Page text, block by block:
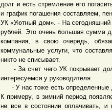
долг и есть стремление его
и график погашения составляем,
УК «Уютный дом». - На сегодняшний
рублей. Это очень большая сумма
компания, в свою очередь,
коммунальные услуги, что
никто не списывает.
- За счет чего УК покрывает
интересуемся у руководителя.
- У нас тоже есть определенные
К примеру, в зимний период
не все в состоянии оплачивать,